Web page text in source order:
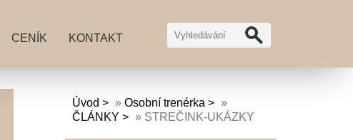
CENÍK KONTAKT
Úvod » Osobní trenérka
»
ČLÁNKY
» STREČINK-UKÁZKY